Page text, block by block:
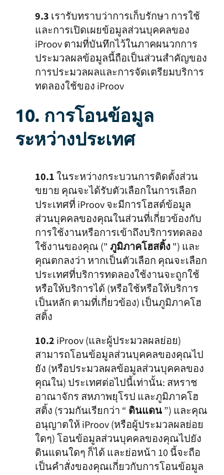
9.3 เรารับทราบว่าการเก็บรักษา การใช้
และการเปิดเผยข้อมูลส่วนบุคคลของ
iProov ตามที่บันทึกไว้ในภาคผนวกการ
ประมวลผลข้อมูลนี้ถือเป็นส่วนสำคัญของ
การประมวลผลและการจัดเตรียมบริการ
ทดลองใช้ของ iProov
10. การโอนข้อมูล
ระหว่างประเทศ
10.1ในระหว่างกระบวนการติดตั้งส่วน
ขยาย คุณจะได้รับตัวเลือกในการเลือก
ประเทศที่ iProov จะมีการโฮสต์ข้อมูล
ส่วนบุคคลของคุณในส่วนที่เกี่ยวข้องกับ
การใช้งานหรือการเข้าถึงบริการทดลอง
ใช้งานของคุณ (" ภูมิภาคโฮสติ้ง") และ
คุณตกลงว่า หากเป็นตัวเลือก คุณจะเลือก
ประเทศที่บริการทดลองใช้งานจะถูกใช้
หรือให้บริการได้ (หรือใช้หรือให้บริการ
เป็นหลัก ตามที่เกี่ยวข้อง) เป็นภูมิภาคโฮ
สติ้ง
10.2 iProov (และผู้ประมวลผลย่อย)
สามารถโอนข้อมูลส่วนบุคคลของคุณไป
ยัง (หรือประมวลผลข้อมูลส่วนบุคคลของ
คุณใน) ประเทศต่อไปนี้เท่านั้น: สหราช
อาณาจักร สหภาพยุโรป และภูมิภาคโฮ
สติ้ง (รวมกันเรียกว่า “ ดินแดน”) และคุณ
อนุญาตให้ iProov (หรือผู้ประมวลผลย่อย
ใดๆ) โอนข้อมูลส่วนบุคคลของคุณไปยัง
ดินแดนใดๆ ก็ได้ และย่อหน้า 10 นี้จะถือ
เป็นคำสั่งของคุณเกี่ยวกับการโอนข้อมูล